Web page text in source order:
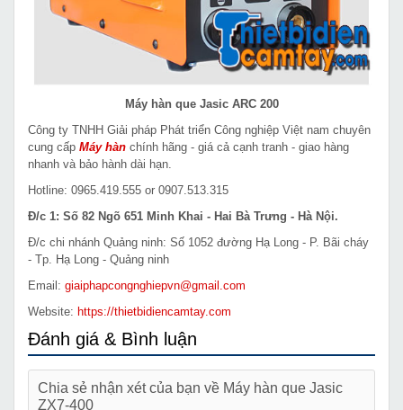
Máy hàn que Jasic ARC 200
Công ty TNHH Giải pháp Phát triển Công nghiệp Việt nam chuyên
cung cấp Máy hàn chính hãng - giá cả cạnh tranh - giao hàng
nhanh và bảo hành dài hạn.
Hotline: 0965.419.555 or 0907.513.315
Đ/c 1: Số 82 Ngõ 651 Minh Khai - Hai Bà Trưng - Hà Nội.
Đ/c chi nhánh Quảng ninh: Số 1052 đường Hạ Long - P. Bãi cháy
- Tp. Hạ Long - Quảng ninh
Email: giaiphapcongnghiepvn@gmail.com
Website: https://thietbidiencamtay.com
Đánh giá & Bình luận
Chia sẻ nhận xét của bạn về Máy hàn que Jasic
ZX7-400